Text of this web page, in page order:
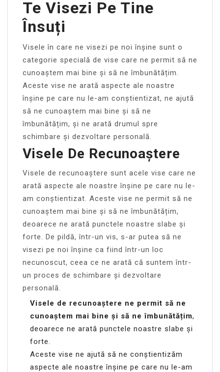
Te Visezi Pe Tine
Însuți
Visele în care ne visezi pe noi înșine sunt o
categorie specială de vise care ne permit să ne
cunoaștem mai bine și să ne îmbunătățim.
Aceste vise ne arată aspecte ale noastre
înșine pe care nu le-am conștientizat, ne ajută
să ne cunoaștem mai bine și să ne
îmbunătățim, și ne arată drumul spre
schimbare și dezvoltare personală.
Visele De Recunoaștere
Visele de recunoaștere sunt acele vise care ne
arată aspecte ale noastre înșine pe care nu le-
am conștientizat. Aceste vise ne permit să ne
cunoaștem mai bine și să ne îmbunătățim,
deoarece ne arată punctele noastre slabe și
forte. De pildă, într-un vis, s-ar putea să ne
visezi pe noi înșine ca fiind într-un loc
necunoscut, ceea ce ne arată că suntem într-
un proces de schimbare și dezvoltare
personală.
Visele de recunoaștere ne permit să ne
cunoaștem mai bine și să ne îmbunătățim,
deoarece ne arată punctele noastre slabe și
forte.
Aceste vise ne ajută să ne conștientizăm
aspecte ale noastre înșine pe care nu le-am